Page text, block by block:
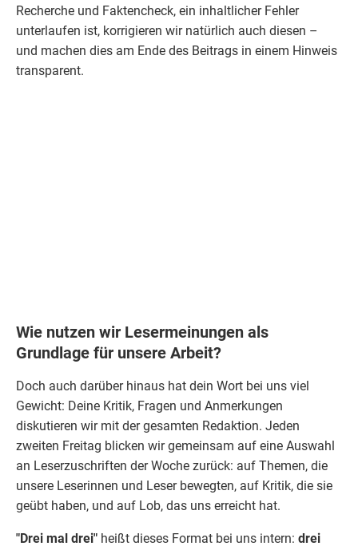
Recherche und Faktencheck, ein inhaltlicher Fehler
unterlaufen ist, korrigieren wir natürlich auch diesen –
und machen dies am Ende des Beitrags in einem Hinweis
transparent.
Wie nutzen wir Lesermeinungen als
Grundlage für unsere Arbeit?
Doch auch darüber hinaus hat dein Wort bei uns viel
Gewicht: Deine Kritik, Fragen und Anmerkungen
diskutieren wir mit der gesamten Redaktion. Jeden
zweiten Freitag blicken wir gemeinsam auf eine Auswahl
an Leserzuschriften der Woche zurück: auf Themen, die
unsere Leserinnen und Leser bewegten, auf Kritik, die sie
geübt haben, und auf Lob, das uns erreicht hat.
"Drei mal drei" heißt dieses Format bei uns intern: drei